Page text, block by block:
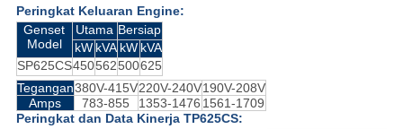
Peringkat Keluaran Engine:
Genset
Model
Utama Bersiap
kW kVA kW kVA
SP625CS450562500625
Tegangan380V-415V220V-240V190V-208V
Amps
783-855 1353-1476 1561-1709
Peringkat dan Data Kinerja TP625CS: